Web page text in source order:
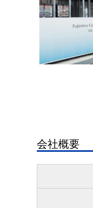
会社概要